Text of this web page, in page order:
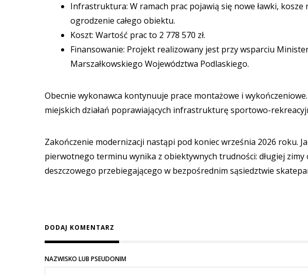
Infrastruktura: W ramach prac pojawią się nowe ławki,
ogrodzenie całego obiektu.
Koszt: Wartość prac to 2 778 570 zł.
Finansowanie: Projekt realizowany jest przy wsparciu
Marszałkowskiego Województwa Podlaskiego.
Obecnie wykonawca kontynuuje prace montażowe i
miejskich działań poprawiających infrastrukturę sportowo-
Zakończenie modernizacji nastąpi pod koniec września 2026 roku.
pierwotnego terminu wynika z obiektywnych trudności: długiej
deszczowego przebiegającego w bezpośrednim sąsiedztwie
DODAJ KOMENTARZ
NAZWISKO LUB PSEUDONIM